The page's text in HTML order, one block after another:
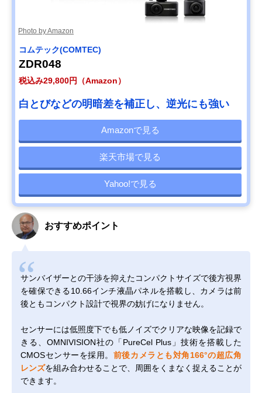
Photo by Amazon
コムテック(COMTEC)
ZDR048
税込み29,800円（Amazon）
白とびなどの明暗差を補正し、逆光にも強い
Amazonで見る
楽天市場で見る
Yahoo!で見る
おすすめポイント
サンバイザーとの干渉を抑えたコンパクトサイズで後方視界
を確保できる10.66インチ液晶パネルを搭載し、カメラは前
後ともコンパクト設計で視界の妨げになりません。
センサーには低照度下でも低ノイズでクリアな映像を記録で
きる、OMNIVISION社の「PureCel Plus」技術を搭載した
CMOSセンサーを採用。 前後カメラとも対角166°の超広角
レンズを組み合わせることで、周囲をくまなく捉えることが
できます。